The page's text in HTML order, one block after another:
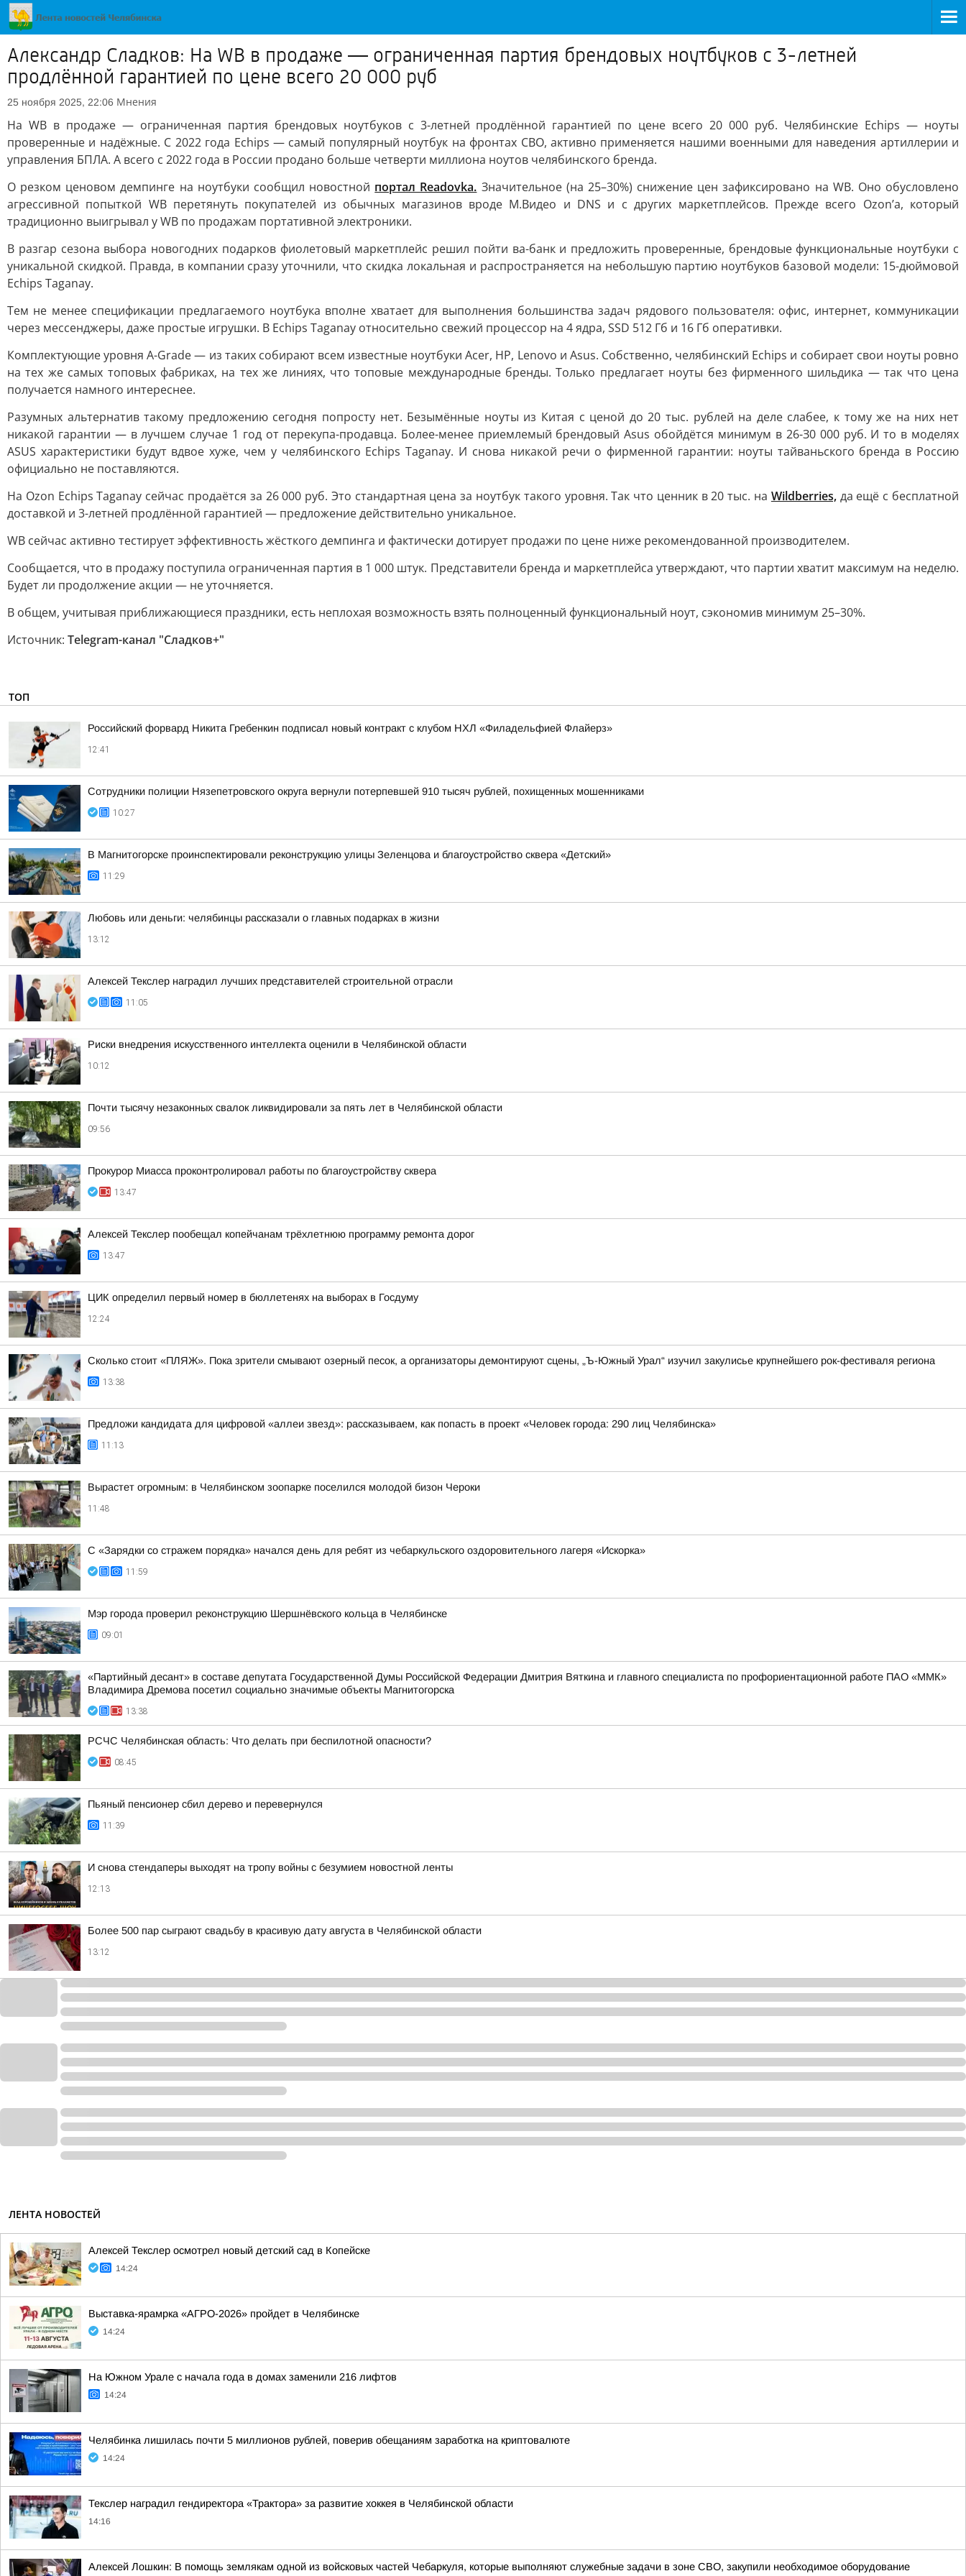
Александр Сладков: На WB в продаже — ограниченная партия брендовых ноутбуков с 3-летней
продлённой гарантией по цене всего 20 000 руб
25 ноября 2025, 22:06 Мнения
На WB в продаже — ограниченная партия брендовых ноутбуков с 3-летней продлённой гарантией по цене всего 20 000 руб. Челябинские Echips — ноуты
проверенные и надёжные. С 2022 года Echips — самый популярный ноутбук на фронтах СВО, активно применяется нашими военными для наведения артиллерии и
управления БПЛА. А всего с 2022 года в России продано больше четверти миллиона ноутов челябинского бренда.
О резком ценовом демпинге на ноутбуки сообщил новостной портал Readovka. Значительное (на 25–30%) снижение цен зафиксировано на WB. Оно обусловлено
агрессивной попыткой WB перетянуть покупателей из обычных магазинов вроде М.Видео и DNS и с других маркетплейсов. Прежде всего Ozon’а, который
традиционно выигрывал у WB по продажам портативной электроники.
В разгар сезона выбора новогодних подарков фиолетовый маркетплейс решил пойти ва-банк и предложить проверенные, брендовые функциональные ноутбуки с
уникальной скидкой. Правда, в компании сразу уточнили, что скидка локальная и распространяется на небольшую партию ноутбуков базовой модели: 15-дюймовой
Echips Taganay.
Тем не менее спецификации предлагаемого ноутбука вполне хватает для выполнения большинства задач рядового пользователя: офис, интернет, коммуникации
через мессенджеры, даже простые игрушки. В Echips Taganay относительно свежий процессор на 4 ядра, SSD 512 Гб и 16 Гб оперативки.
Комплектующие уровня A-Grade — из таких собирают всем известные ноутбуки Acer, HP, Lenovo и Asus. Собственно, челябинский Echips и собирает свои ноуты ровно
на тех же самых топовых фабриках, на тех же линиях, что топовые международные бренды. Только предлагает ноуты без фирменного шильдика — так что цена
получается намного интереснее.
Разумных альтернатив такому предложению сегодня попросту нет. Безымённые ноуты из Китая с ценой до 20 тыс. рублей на деле слабее, к тому же на них нет
никакой гарантии — в лучшем случае 1 год от перекупа-продавца. Более-менее приемлемый брендовый Asus обойдётся минимум в 26-З0 000 руб. И то в моделях
ASUS характеристики будут вдвое хуже, чем у челябинского Echips Taganay. И снова никакой речи о фирменной гарантии: ноуты тайваньского бренда в Россию
официально не поставляются.
На Ozon Echips Taganay сейчас продаётся за 26 000 руб. Это стандартная цена за ноутбук такого уровня. Так что ценник в 20 тыс. на Wildberries,да ещё с бесплатной
доставкой и 3-летней продлённой гарантией — предложение действительно уникальное.
WB сейчас активно тестирует эффективность жёсткого демпинга и фактически дотирует продажи по цене ниже рекомендованной производителем.
Сообщается, что в продажу поступила ограниченная партия в 1 000 штук. Представители бренда и маркетплейса утверждают, что партии хватит максимум на неделю.
Будет ли продолжение акции — не уточняется.
В общем, учитывая приближающиеся праздники, есть неплохая возможность взять полноценный функциональный ноут, сэкономив минимум 25–30%.
Источник: Telegram-канал "Сладков+"
ТОП
Российский форвард Никита Гребенкин подписал новый контракт с клубом НХЛ «Филадельфией Флайерз»
12:41
Сотрудники полиции Нязепетровского округа вернули потерпевшей 910 тысяч рублей, похищенных мошенниками
10:27
В Магнитогорске проинспектировали реконструкцию улицы Зеленцова и благоустройство сквера «Детский»
11:29
Любовь или деньги: челябинцы рассказали о главных подарках в жизни
13:12
Алексей Текслер наградил лучших представителей строительной отрасли
11:05
Риски внедрения искусственного интеллекта оценили в Челябинской области
10:12
Почти тысячу незаконных свалок ликвидировали за пять лет в Челябинской области
09:56
Прокурор Миасса проконтролировал работы по благоустройству сквера
13:47
Алексей Текслер пообещал копейчанам трёхлетнюю программу ремонта дорог
13:47
ЦИК определил первый номер в бюллетенях на выборах в Госдуму
12:24
Сколько стоит «ПЛЯЖ». Пока зрители смывают озерный песок, а организаторы демонтируют сцены, „Ъ-Южный Урал“ изучил закулисье крупнейшего рок-фестиваля региона
13:38
Предложи кандидата для цифровой «аллеи звезд»: рассказываем, как попасть в проект «Человек города: 290 лиц Челябинска»
11:13
Вырастет огромным: в Челябинском зоопарке поселился молодой бизон Чероки
11:48
С «Зарядки со стражем порядка» начался день для ребят из чебаркульского оздоровительного лагеря «Искорка»
11:59
Мэр города проверил реконструкцию Шершнёвского кольца в Челябинске
09:01
«Партийный десант» в составе депутата Государственной Думы Российской Федерации Дмитрия Вяткина и главного специалиста по профориентационной работе ПАО «ММК»
Владимира Дремова посетил социально значимые объекты Магнитогорска
13:38
РСЧС Челябинская область: Что делать при беспилотной опасности?
08:45
Пьяный пенсионер сбил дерево и перевернулся
11:39
И снова стендаперы выходят на тропу войны с безумием новостной ленты
12:13
Более 500 пар сыграют свадьбу в красивую дату августа в Челябинской области
13:12
ЛЕНТА НОВОСТЕЙ
Алексей Текслер осмотрел новый детский сад в Копейске
14:24
Выставка-ярамрка «АГРО-2026» пройдет в Челябинске
14:24
На Южном Урале с начала года в домах заменили 216 лифтов
14:24
Челябинка лишилась почти 5 миллионов рублей, поверив обещаниям заработка на криптовалюте
14:24
Текслер наградил гендиректора «Трактора» за развитие хоккея в Челябинской области
14:16
Алексей Лошкин: В помощь землякам одной из войсковых частей Чебаркуля, которые выполняют служебные задачи в зоне СВО, закупили необходимое оборудование